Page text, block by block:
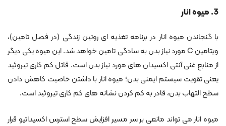
3. میوه انار
با گنجاندن میوه انار در برنامه تغذیه ای روتین زندگی (در فصل تامین)،
ویتامین C مورد نیاز بدن به سادگی تامین خواهد شد. این میوه یکی دیگر
از منابع غنی آنتی اکسیدان های مورد نیاز بدن است. قاتل کم کاری تیروئید
یعنی تقویت سیستم ایمنی بدن؛ میوه انار با داشتن خاصیت کاهش دادن
سطح التهاب بدن، قادر به کم کردن نشانه های کم کاری تیروئید است.
میوه انار می تواند مانعی بر سر مسیر افزایش سطح استرس اکسیداتیو قرار